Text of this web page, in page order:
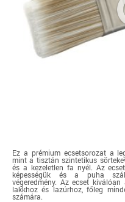
Ez a prémium ecsetsorozat a
mint a tisztán szintetikus
és a kezeletlen fa nyél. Az
képességük és a puha
végeredmény. Az ecset
lakkhoz és lazúrhoz, főleg
számára.